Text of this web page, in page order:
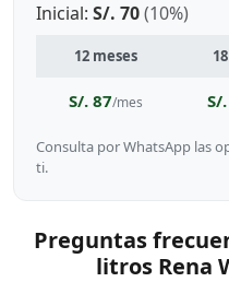
Inicial: S/. 70(10%)
12 meses
S/. 87/mes S/
Consulta por WhatsApp las
ti.
Preguntas
litros Rena